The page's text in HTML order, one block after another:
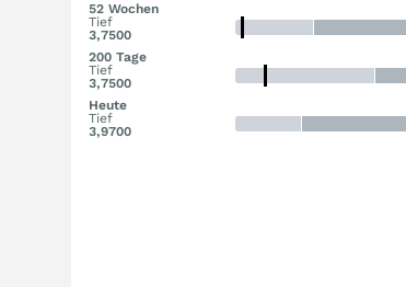
52 Wochen
Tief
3,7500
200 Tage
Tief
3,7500
Heute
Tief
3,9700